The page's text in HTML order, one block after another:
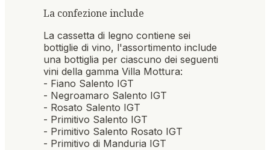
La confezione include
La cassetta di legno contiene sei
bottiglie di vino, l'assortimento include
una bottiglia per ciascuno dei seguenti
vini della gamma Villa Mottura:
- Fiano Salento IGT
- Negroamaro Salento IGT
- Rosato Salento IGT
- Primitivo Salento IGT
- Primitivo Salento Rosato IGT
- Primitivo di Manduria IGT